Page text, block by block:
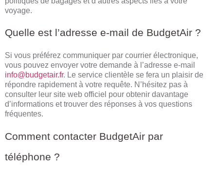
voyage.
Quelle est l’adresse e-mail de BudgetAir ?
Si vous préférez communiquer par courrier électronique,
vous pouvez envoyer votre demande à l’adresse e-mail
info@budgetair.fr. Le service clientèle se fera un plaisir de
répondre rapidement à votre requête. N’hésitez pas à
consulter leur site web officiel pour obtenir davantage
d’informations et trouver des réponses à vos questions
fréquentes.
Comment contacter BudgetAir par
téléphone ?